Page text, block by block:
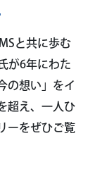
と共に歩む
が6年にわた
の想い」をイ
超え、一人ひ
ーをぜひご覧